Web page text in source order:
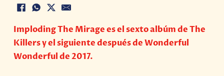
Imploding The Mirage es el sexto albúm de The
Killers y el siguiente después de Wonderful
Wonderful de 2017.